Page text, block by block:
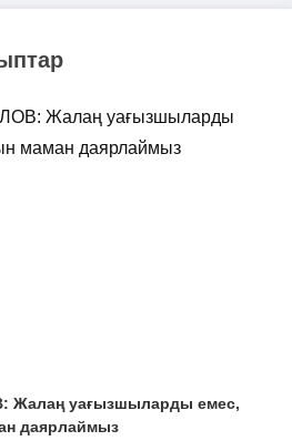
Жалаң уағызшыларды емес,
даярлаймыз